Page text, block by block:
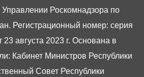
Управлении Роскомнадзора по
Регистрационный номер: серия
августа 2023 г. Основана в
Кабинет Министров Республики
Совет Республики